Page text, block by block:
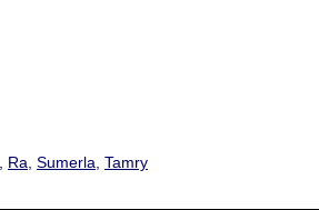
Ra Sumerla Tamry